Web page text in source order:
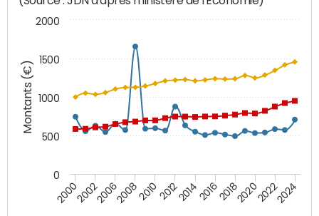
Montants (€)
200020022006200820102012201420162018202020222024
0
500
1000
1500
2000